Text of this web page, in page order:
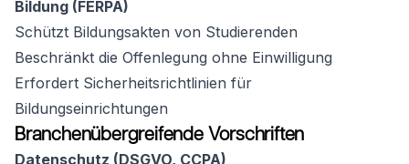
Bildung (FERPA)
Schützt Bildungsakten von Studierenden
Beschränkt die Offenlegung ohne Einwilligung
Erfordert Sicherheitsrichtlinien für
Bildungseinrichtungen
Branchenübergreifende Vorschriften
Datenschutz (DSGVO, CCPA)